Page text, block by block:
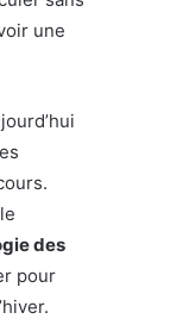
une
des
pour